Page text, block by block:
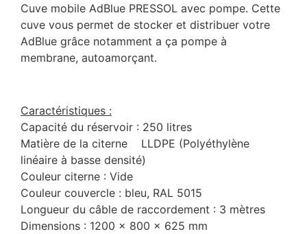
Cuve mobile AdBlue PRESSOL avec pompe. Cette
cuve vous permet de stocker et distribuer votre
AdBlue grâce notamment a ça pompe à
membrane, autoamorçant.
Caractéristiques :
Capacité du réservoir : 250 litres
Matière de la citerne LLDPE (Polyéthylène
linéaire à basse densité)
Couleur citerne : Vide
Couleur couvercle : bleu, RAL 5015
Longueur du câble de raccordement : 3 mètres
Dimensions : 1200 x 800 x 625 mm